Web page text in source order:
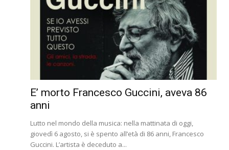
E’ morto Francesco Guccini, aveva 86
anni
Lutto nel mondo della musica: nella mattinata di oggi,
giovedì 6 agosto, si è spento all’età di 86 anni, Francesco
Guccini. L’artista è deceduto a...